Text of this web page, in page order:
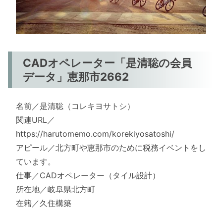
CADオペレーター「是清聡の会員
データ」恵那市2662
名前／是清聡（コレキヨサトシ）
関連URL／
https://harutomemo.com/korekiyosatoshi/
アピール／北方町や恵那市のために税務イベントをし
ています。
仕事／CADオペレーター（タイル設計）
所在地／岐阜県北方町
在籍／久住構築